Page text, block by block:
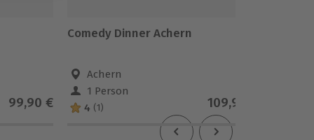
99,90 €
Comedy Dinner Achern
Achern
1 Person
4 (1) 109,90 €